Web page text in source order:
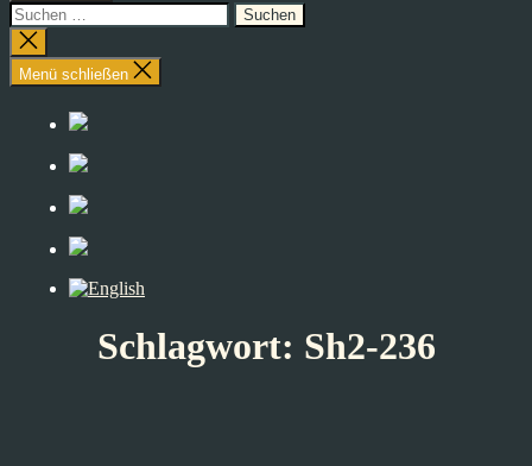
Suchen
nach:
Suche
schließen
Menü schließen
Schlagwort: Sh2-236